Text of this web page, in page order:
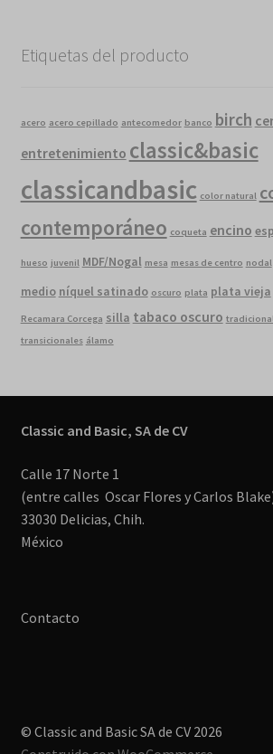
Etiquetas del producto
acero acero cepillado antecomedor banco birch
entretenimiento classic&basic
classicandbasic color natural
contemporáneo coqueta encino
hueso juvenil MDF/Nogal mesa mesas de centro nodal
medio níquel satinado oscuro plata plata vieja
Recamara Corcega silla tabaco oscuro
transicionales álamo
Classic and Basic, SA de CV
Calle 17 Norte 1
(entre calles Oscar Flores y Carlos
33030 Delicias, Chih.
México
Contacto
© Classic and Basic SA de CV 2026